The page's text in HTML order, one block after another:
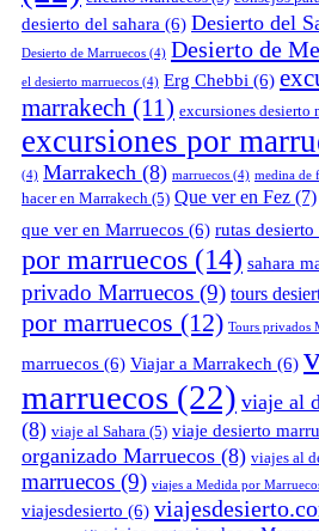
desierto del sahara (6) Desierto del
Desierto de Marruecos (4) Desierto de
el desierto marruecos (4) Erg Chebbi (6)
marrakech (11) excursiones desierto
excursiones por
(4) Marrakech (8) marruecos (4) medina de
hacer en Marrakech (5) Que ver en Fez (7)
que ver en Marruecos (6) rutas
por marruecos (14) sahara
privado Marruecos (9) tours
por marruecos (12) Tours privados
marruecos (6) Viajar a Marrakech (6)
marruecos (22) viaje al
(8) viaje al Sahara (5) viaje desierto
organizado Marruecos (8) viajes al
marruecos (9) viajes a Medida por
viajesdesierto (6)